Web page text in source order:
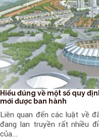
Hiểu đúng về một số quy
mới được ban hành
Liên quan đến các luật về
đang lan truyền rất nhiều
của...